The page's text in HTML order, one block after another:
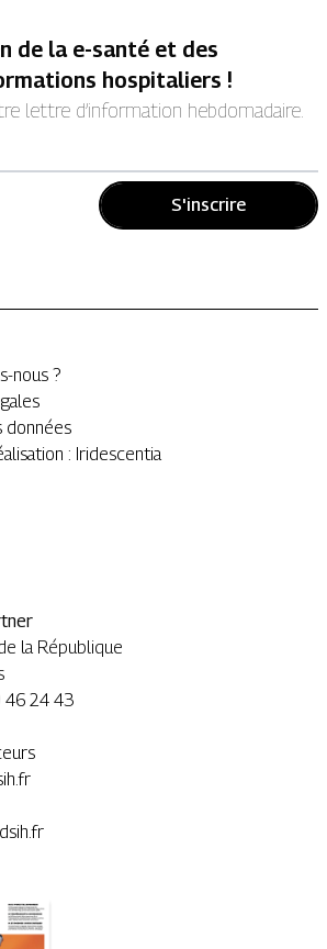
de la e-santé et des
hospitaliers !
lettre d’information hebdomadaire.
S'inscrire
nous ?
données
: Iridescentia
la République
46 24 43